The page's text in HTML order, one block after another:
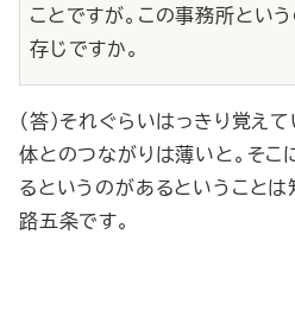
ことですが。この事務所とい
存じですか。
（答）それぐらいはっきり覚え
体とのつながりは薄いと。そこ
るというのがあるということは
路五条です。